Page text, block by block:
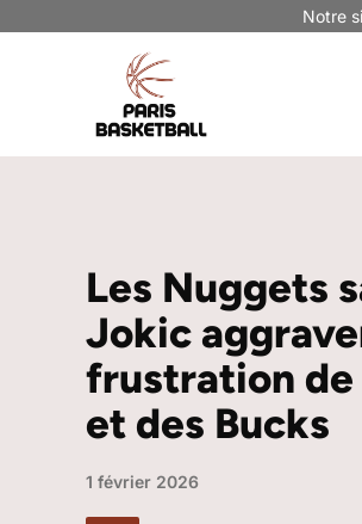
Notre
Les Nuggets
Jokic
frustration de
et des Bucks
1 février 2026